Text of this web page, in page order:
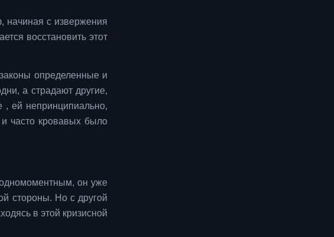
начиная с извержения
восстановить этот
определенные и
а страдают другие,
, ей непринципиально,
и часто кровавых было
одномоментным, он уже
стороны. Но с другой
в этой кризисной